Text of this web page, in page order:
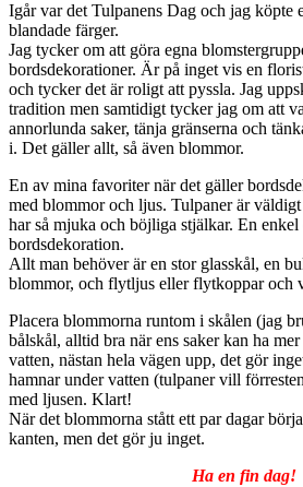
Igår var det Tulpanens Dag och jag köpte
blandade färger.
Jag tycker om att göra egna
bordsdekorationer. Är på inget vis en
och tycker det är roligt att pyssla. Jag
tradition men samtidigt tycker jag om att
annorlunda saker, tänja gränserna och
i. Det gäller allt, så även blommor.
En av mina favoriter när det gäller
med blommor och ljus. Tulpaner är
har så mjuka och böjliga stjälkar. En
bordsdekoration.
Allt man behöver är en stor glasskål, en
blommor, och flytljus eller flytkoppar och
Placera blommorna runtom i skålen (jag
bålskål, alltid bra när ens saker kan ha
vatten, nästan hela vägen upp, det gör
hamnar under vatten (tulpaner vill
med ljusen. Klart!
När det blommorna stått ett par dagar
kanten, men det gör ju inget.
Ha en fin dag!